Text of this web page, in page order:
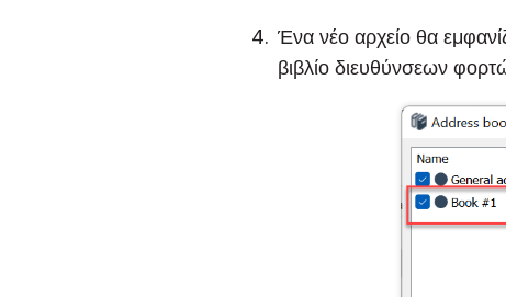
Ένα νέο αρχείο θα
βιβλίο διευθύνσεων